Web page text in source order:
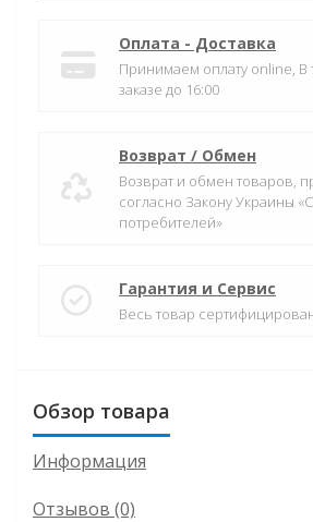
Оплата - Доставка
Принимаем оплату online, В
заказе до 16:00
Возврат / Обмен
Возврат и обмен товаров,
согласно Закону Украины
потребителей»
Гарантия и Сервис
Весь товар
Обзор товара
Информация
Отзывов (0)